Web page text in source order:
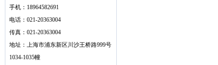
手机：18964582691
电话：021-20363004
传真：021-20363004
地址：上海市浦东新区川沙王桥路999号
1034-1035幢